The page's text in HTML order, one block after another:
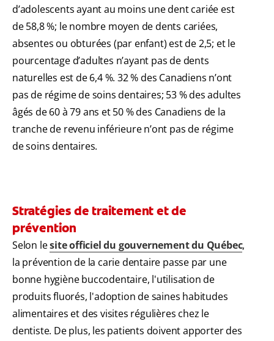
d’adolescents ayant au moins une dent cariée est
de 58,8 %; le nombre moyen de dents cariées,
absentes ou obturées (par enfant) est de 2,5; et le
pourcentage d’adultes n’ayant pas de dents
naturelles est de 6,4 %. 32 % des Canadiens n’ont
pas de régime de soins dentaires; 53 % des adultes
âgés de 60 à 79 ans et 50 % des Canadiens de la
tranche de revenu inférieure n’ont pas de régime
de soins dentaires.
Stratégies de traitement et de
prévention
Selon lesite officiel du gouvernement du Québec,
la prévention de la carie dentaire passe par une
bonne hygiène buccodentaire, l'utilisation de
produits fluorés, l'adoption de saines habitudes
alimentaires et des visites régulières chez le
dentiste. De plus, les patients doivent apporter des